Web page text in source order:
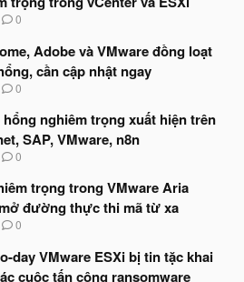
0
Adobe và VMware đồng loạt
cần cập nhật ngay
0
hổng nghiêm trọng xuất hiện trên
SAP, VMware, n8n
0
trọng trong VMware Aria
đường thực thi mã từ xa
0
day VMware ESXi bị tin tặc khai
cuộc tấn công ransomware